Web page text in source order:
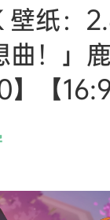
纸：
！」
【16:9